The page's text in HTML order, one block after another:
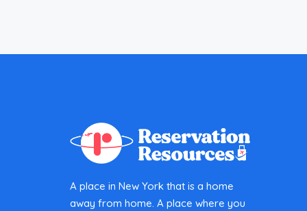
A place in New York that is a home
away from home. A place where you